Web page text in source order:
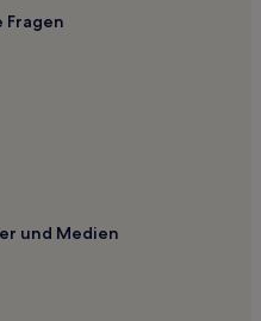
und Medien